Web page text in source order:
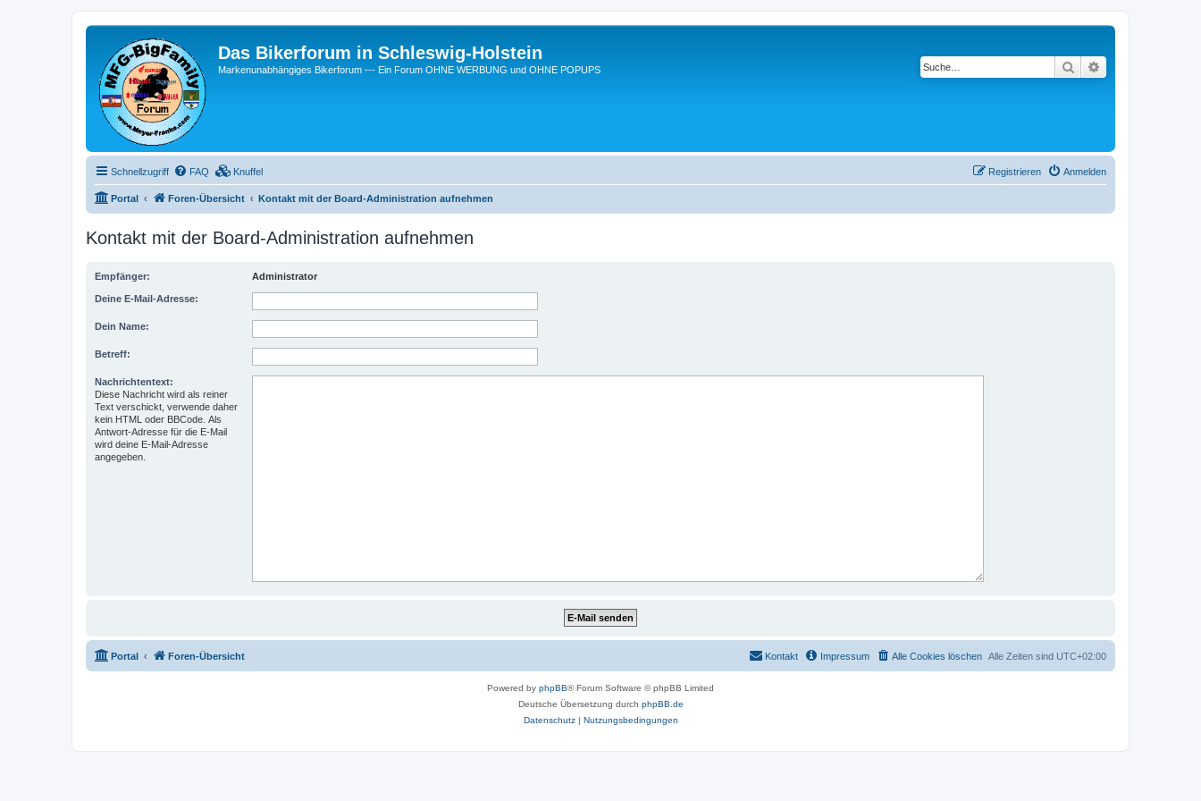
Das Bikerforum in Schleswig-Holstein
Markenunabhängiges Bikerforum --- Ein Forum OHNE WERBUNG und OHNE POPUPS Suche
Schnellzugriff FAQ Knuffel Anmelden
Registrieren
Portal Foren-Übersicht Kontakt mit der Board-Administration aufnehmen
Kontakt mit der Board-Administration aufnehmen
Empfänger: Administrator
Deine E-Mail-Adresse:
Dein Name:
Betreff:
Nachrichtentext:
Diese Nachricht wird als reiner
Text verschickt, verwende daher
kein HTML oder BBCode. Als
Antwort-Adresse für die E-Mail
wird deine E-Mail-Adresse
angegeben.
Portal Foren-Übersicht Alle Zeiten sind UTC+02:00
Alle Cookies löschen
Impressum
Kontakt
Powered by phpBB® Forum Software © phpBB Limited
Deutsche Übersetzung durch phpBB.de
Datenschutz| Nutzungsbedingungen